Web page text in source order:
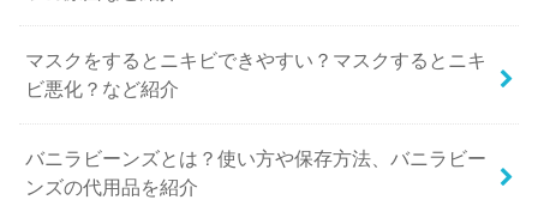
マスクをするとニキビできやすい？マスクするとニキ
ビ悪化？など紹介
バニラビーンズとは？使い方や保存方法、バニラビー
ンズの代用品を紹介